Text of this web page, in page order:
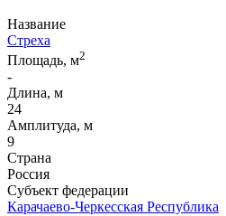
Название
Стреха
Площадь, м2
-
Длина, м
24
Амплитуда, м
9
Страна
Россия
Субъект федерации
Карачаево-Черкесская Республика